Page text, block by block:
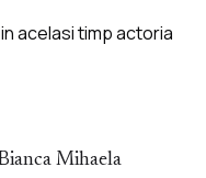
Mihaela